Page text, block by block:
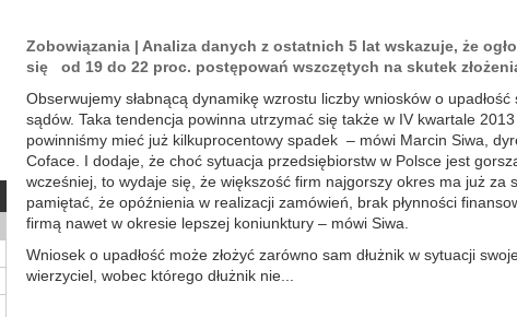
Zobowiązania | Analiza danych z ostatnich 5 lat wskazuje, że
się od 19 do 22 proc. postępowań wszczętych na skutek
Obserwujemy słabnącą dynamikę wzrostu liczby wniosków o upadłość
sądów. Taka tendencja powinna utrzymać się także w IV kwartale
powinniśmy mieć już kilkuprocentowy spadek – mówi Marcin Siwa,
Coface. I dodaje, że choć sytuacja przedsiębiorstw w Polsce jest
wcześniej, to wydaje się, że większość firm najgorszy okres ma już za
pamiętać, że opóźnienia w realizacji zamówień, brak płynności
firmą nawet w okresie lepszej koniunktury – mówi Siwa.
Wniosek o upadłość może złożyć zarówno sam dłużnik w sytuacji
wierzyciel, wobec którego dłużnik nie...